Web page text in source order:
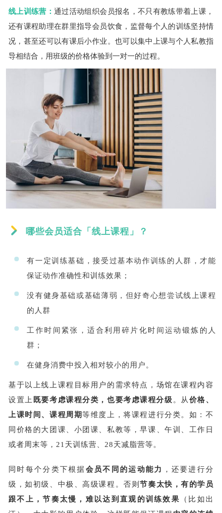
线上训练营：通过活动组织会员报名，不只有教练带着上课，
还有课程助理在群里指导会员饮食，监督每个人的训练坚持情
况，甚至还可以有课后小作业。也可以集中上课与个人私教指
导相结合，用班级的价格体验到一对一的过程。
哪些会员适合「线上课程」？
有一定训练基础，接受过基本动作训练的人群，才能
保证动作准确性和训练效果；
没有健身基础或基础薄弱，但好奇心想尝试线上课程
的人群
工作时间紧张，适合利用碎片化时间运动锻炼的人
群；
在健身消费中投入相对较小的用户。
基于以上线上课程目标用户的需求特点，场馆在课程内容
设置上 既要考虑课程分类，也要考虑课程分级。从价格、
上课时间、课程周期等维度上，将课程进行分类。如：不
同价格的大团课、小团课、私教等，早课、午训、工作日
或者周末等，21天训练营、28天减脂营等。
同时每个分类下根据会员不同的运动能力
，还要进行分
级，如初级、中极、高级课程。否则节奏太快，有的学员
跟不上，节奏太慢，难以达到直观的训练效果
（比如出